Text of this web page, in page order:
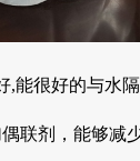
,能很好的与水
联剂，能够